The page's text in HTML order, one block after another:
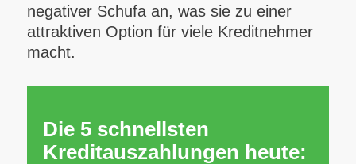
negativer Schufa an, was sie zu einer
attraktiven Option für viele Kreditnehmer
macht.
Die 5 schnellsten
Kreditauszahlungen heute: